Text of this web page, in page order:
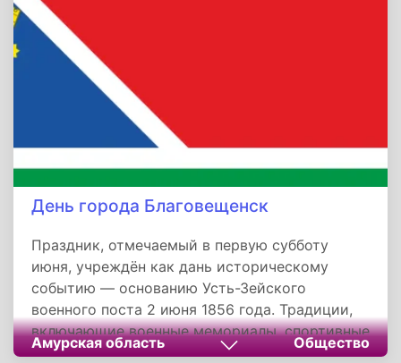
День города Благовещенск
Праздник, отмечаемый в первую субботу
июня, учреждён как дань историческому
событию — основанию Усть-Зейского
военного поста 2 июня 1856 года. Традиции,
включающие военные мемориалы, спортивные
марафоны и акции "Парк Здоровья",
Амурская область Общество